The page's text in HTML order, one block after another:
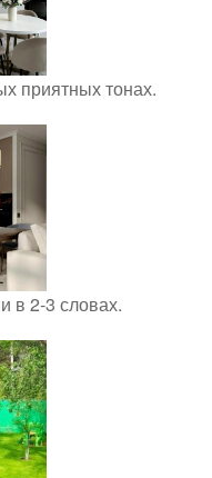
приятных тонах.
в 2-3 словах.